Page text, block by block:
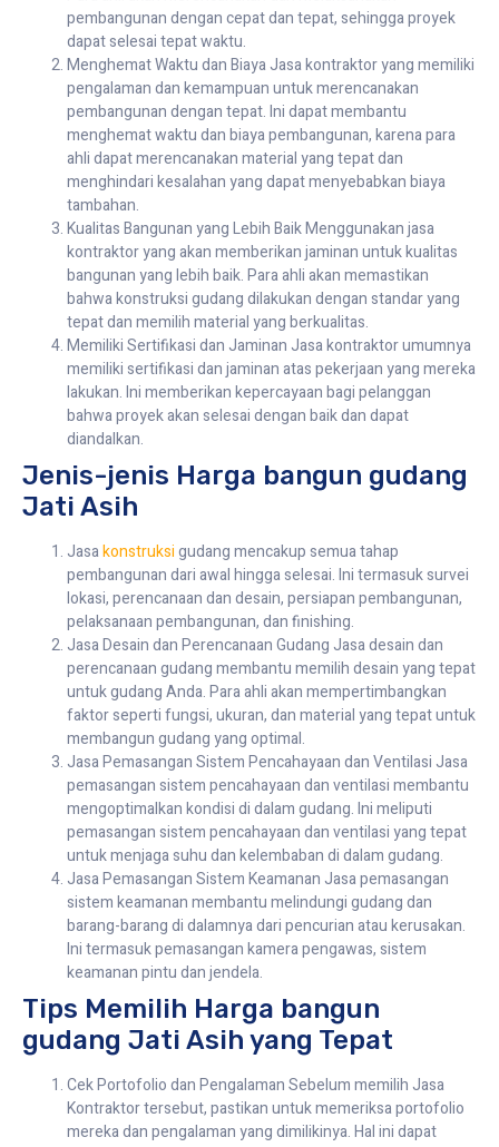
pembangunan dengan cepat dan tepat, sehingga proyek
dapat selesai tepat waktu.
Menghemat Waktu dan Biaya Jasa kontraktor yang memiliki
pengalaman dan kemampuan untuk merencanakan
pembangunan dengan tepat. Ini dapat membantu
menghemat waktu dan biaya pembangunan, karena para
ahli dapat merencanakan material yang tepat dan
menghindari kesalahan yang dapat menyebabkan biaya
tambahan.
Kualitas Bangunan yang Lebih Baik Menggunakan jasa
kontraktor yang akan memberikan jaminan untuk kualitas
bangunan yang lebih baik. Para ahli akan memastikan
bahwa konstruksi gudang dilakukan dengan standar yang
tepat dan memilih material yang berkualitas.
Memiliki Sertifikasi dan Jaminan Jasa kontraktor umumnya
memiliki sertifikasi dan jaminan atas pekerjaan yang mereka
lakukan. Ini memberikan kepercayaan bagi pelanggan
bahwa proyek akan selesai dengan baik dan dapat
diandalkan.
Jenis-jenis Harga bangun gudang
Jati Asih
Jasakonstruksigudang mencakup semua tahap
pembangunan dari awal hingga selesai. Ini termasuk survei
lokasi, perencanaan dan desain, persiapan pembangunan,
pelaksanaan pembangunan, dan finishing.
Jasa Desain dan Perencanaan Gudang Jasa desain dan
perencanaan gudang membantu memilih desain yang tepat
untuk gudang Anda. Para ahli akan mempertimbangkan
faktor seperti fungsi, ukuran, dan material yang tepat untuk
membangun gudang yang optimal.
Jasa Pemasangan Sistem Pencahayaan dan Ventilasi Jasa
pemasangan sistem pencahayaan dan ventilasi membantu
mengoptimalkan kondisi di dalam gudang. Ini meliputi
pemasangan sistem pencahayaan dan ventilasi yang tepat
untuk menjaga suhu dan kelembaban di dalam gudang.
Jasa Pemasangan Sistem Keamanan Jasa pemasangan
sistem keamanan membantu melindungi gudang dan
barang-barang di dalamnya dari pencurian atau kerusakan.
Ini termasuk pemasangan kamera pengawas, sistem
keamanan pintu dan jendela.
Tips Memilih Harga bangun
gudang Jati Asih yang Tepat
Cek Portofolio dan Pengalaman Sebelum memilih Jasa
Kontraktor tersebut, pastikan untuk memeriksa portofolio
mereka dan pengalaman yang dimilikinya. Hal ini dapat